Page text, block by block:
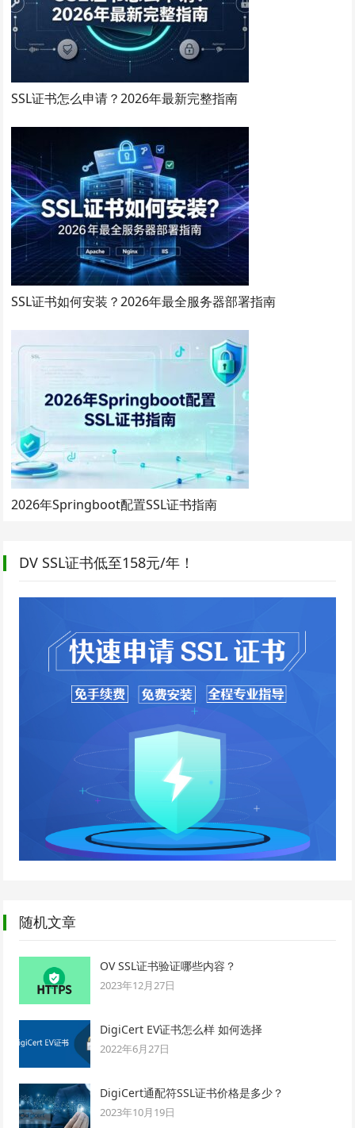
SSL证书怎么申请？2026年最新完整指南
SSL证书如何安装？2026年最全服务器部署指南
2026年Springboot配置SSL证书指南
DV SSL证书低至158元/年！
随机文章
OV SSL证书验证哪些内容？
2023年12月27日
DigiCert EV证书怎么样 如何选择
2022年6月27日
DigiCert通配符SSL证书价格是多少？
2023年10月19日